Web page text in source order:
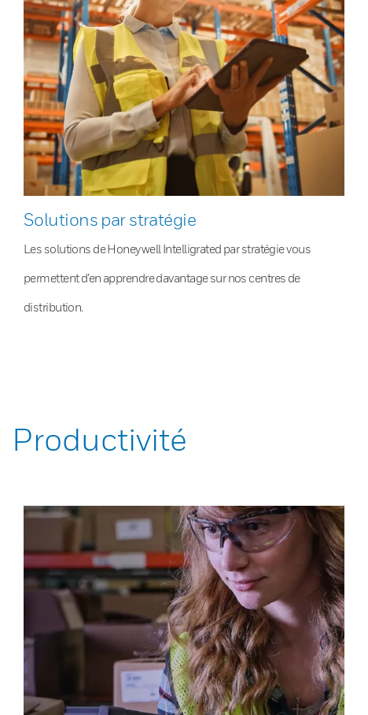
Solutions par stratégie
Les solutions de Honeywell Intelligrated par stratégie vous
permettent d’en apprendre davantage sur nos centres de
distribution.
Productivité